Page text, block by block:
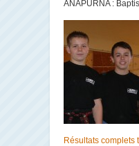
ANAPURNA :
Résultats complets